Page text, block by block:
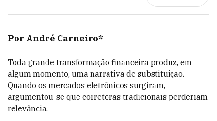
Por André Carneiro*
Toda grande transformação financeira produz, em
algum momento, uma narrativa de substituição.
Quando os mercados eletrônicos surgiram,
argumentou-se que corretoras tradicionais perderiam
relevância.